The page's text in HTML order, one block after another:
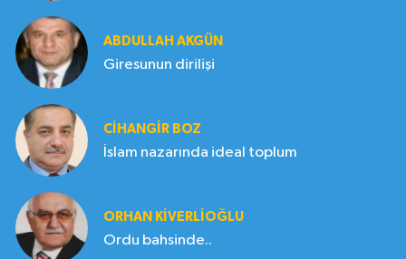
ABDULLAH AKGÜN
Giresunun dirilişi
CIHANGIR BOZ
İslam nazarında ideal toplum
ORHAN KIVERLIOĞLU
Ordu bahsinde..